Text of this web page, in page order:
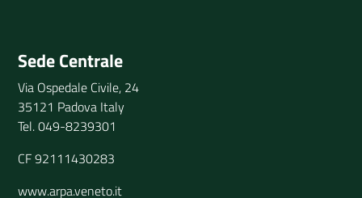
Sede Centrale
Via Ospedale Civile, 24
35121 Padova Italy
Tel. 049-8239301
CF 92111430283
www.arpa.veneto.it